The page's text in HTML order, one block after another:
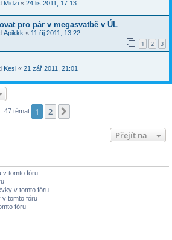
Midzi « 24 lis 2011, 17:13
pro pár v megasvatbě v ÚL
Apikkk « 11 říj 2011, 13:22
1 2 3
Kesi « 21 zář 2011, 21:01
47 témat 1 2
Přejít na
v tomto fóru
v tomto fóru
tomto fóru
fóru